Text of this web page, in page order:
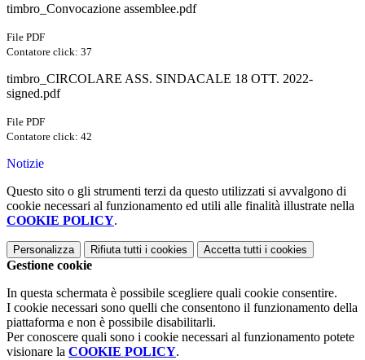
timbro_Convocazione assemblee.pdf
File PDF
Contatore click: 37
timbro_CIRCOLARE ASS. SINDACALE 18 OTT. 2022-
signed.pdf
File PDF
Contatore click: 42
Notizie
Questo sito o gli strumenti terzi da questo utilizzati si avvalgono di
cookie necessari al funzionamento ed utili alle finalità illustrate nella
COOKIE POLICY.
Personalizza Rifiuta tutti i cookies Accetta tutti i cookies
Gestione cookie
In questa schermata è possibile scegliere quali cookie consentire.
I cookie necessari sono quelli che consentono il funzionamento della
piattaforma e non è possibile disabilitarli.
Per conoscere quali sono i cookie necessari al funzionamento potete
visionare la COOKIE POLICY.